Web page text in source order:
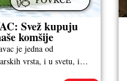
Svež kupuju
komšije
je jedna od
vrsta, i u svetu, i